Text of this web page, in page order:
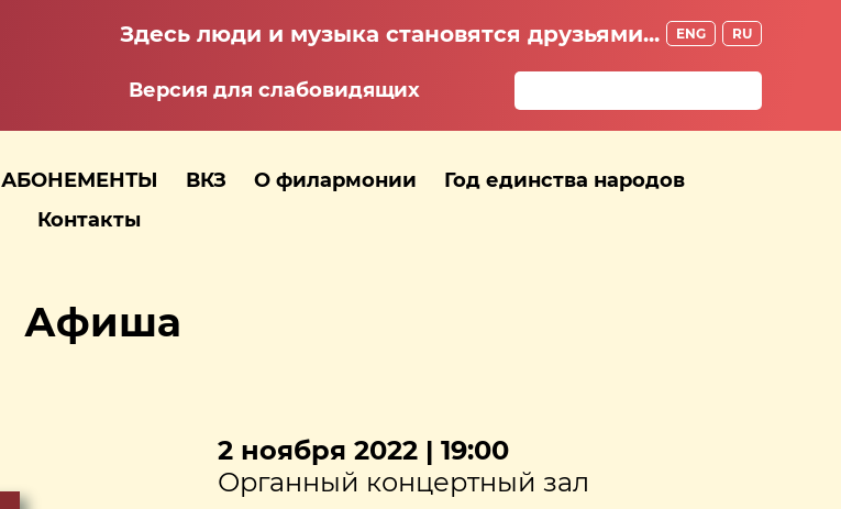
Здесь люди и музыка становятся друзьями... ENG RU
Версия для слабовидящих
АБОНЕМЕНТЫ ВКЗ О филармонии
Год единства народов
Контакты
Афиша
2 ноября 2022 | 19:00
Органный концертный зал